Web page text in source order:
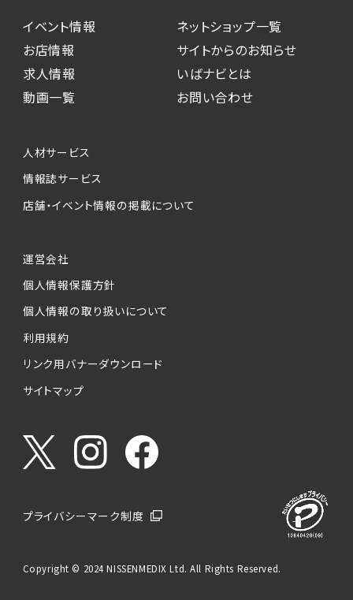
イベント情報
お店情報
求人情報
動画一覧
ネットショップ一覧
サイトからのお知らせ
いばナビとは
お問い合わせ
人材サービス
情報誌サービス
店舗・イベント情報の掲載について
運営会社
個人情報保護方針
個人情報の取り扱いについて
利用規約
リンク用バナーダウンロード
サイトマップ
プライバシーマーク制度
Copyright © 2024 NISSENMEDIX Ltd. All Rights Reserved.